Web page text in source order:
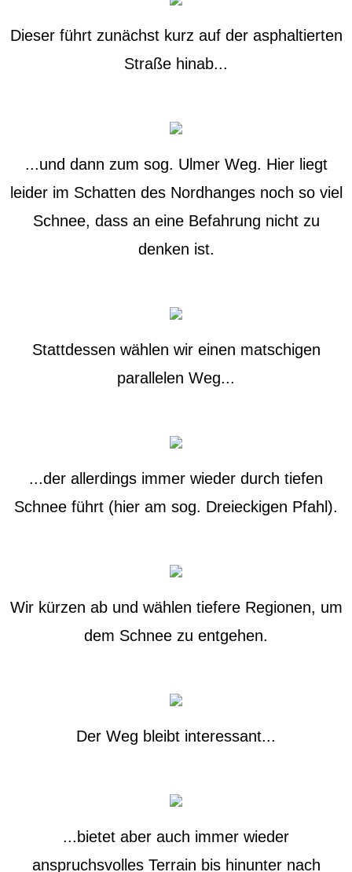
Dieser führt zunächst kurz auf der asphaltierten
Straße hinab...
...und dann zum sog. Ulmer Weg. Hier liegt
leider im Schatten des Nordhanges noch so viel
Schnee, dass an eine Befahrung nicht zu
denken ist.
Stattdessen wählen wir einen matschigen
parallelen Weg...
...der allerdings immer wieder durch tiefen
Schnee führt (hier am sog. Dreieckigen Pfahl).
Wir kürzen ab und wählen tiefere Regionen, um
dem Schnee zu entgehen.
Der Weg bleibt interessant...
...bietet aber auch immer wieder
anspruchsvolles Terrain bis hinunter nach